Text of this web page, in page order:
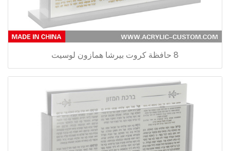
8 حافظة كروت بيرشا همازون لوسيت